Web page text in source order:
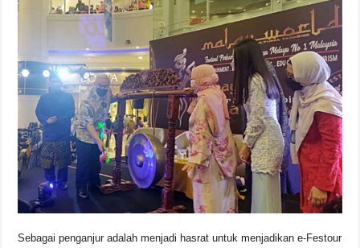
Sebagai penganjur adalah menjadi hasrat untuk menjadikan e-Festour